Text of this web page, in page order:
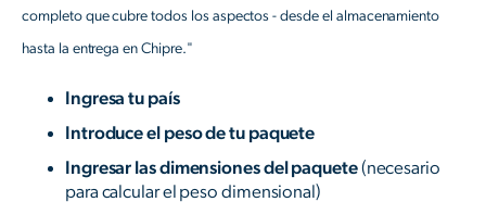
completo que cubre todos los aspectos - desde el almacenamiento
hasta la entrega en Chipre."
Ingresa tu país
Introduce el peso de tu paquete
Ingresar las dimensiones del paquete(necesario
para calcular el peso dimensional)